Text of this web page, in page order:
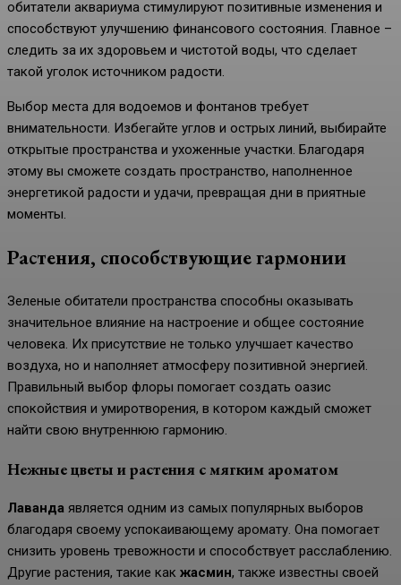
обитатели аквариума стимулируют позитивные изменения и
способствуют улучшению финансового состояния. Главное –
следить за их здоровьем и чистотой воды, что сделает
такой уголок источником радости.
Выбор места для водоемов и фонтанов требует
внимательности. Избегайте углов и острых линий, выбирайте
открытые пространства и ухоженные участки. Благодаря
этому вы сможете создать пространство, наполненное
энергетикой радости и удачи, превращая дни в приятные
моменты.
Растения, способствующие гармонии
Зеленые обитатели пространства способны оказывать
значительное влияние на настроение и общее состояние
человека. Их присутствие не только улучшает качество
воздуха, но и наполняет атмосферу позитивной энергией.
Правильный выбор флоры помогает создать оазис
спокойствия и умиротворения, в котором каждый сможет
найти свою внутреннюю гармонию.
Нежные цветы и растения с мягким ароматом
Лаванда является одним из самых популярных выборов
благодаря своему успокаивающему аромату. Она помогает
снизить уровень тревожности и способствует расслаблению.
Другие растения, такие как жасмин, также известны своей